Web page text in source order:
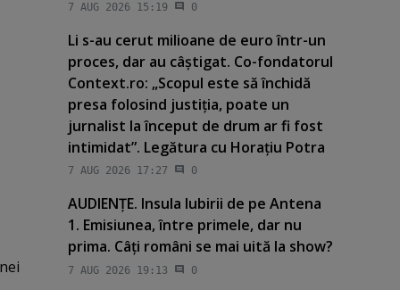
7 AUG 2026 15:19 0
Li s-au cerut milioane de euro într-un
proces, dar au câştigat. Co-fondatorul
Context.ro: „Scopul este să închidă
presa folosind justiţia, poate un
jurnalist la început de drum ar fi fost
intimidat”. Legătura cu Horaţiu Potra
7 AUG 2026 17:27 0
AUDIENŢE. Insula Iubirii de pe Antena
1. Emisiunea, între primele, dar nu
prima. Câţi români se mai uită la show?
7 AUG 2026 19:13 0